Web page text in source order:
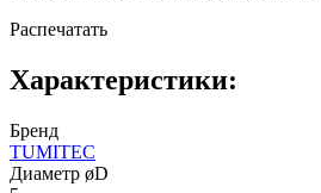
Распечатать
Характеристики:
Бренд
TUMITEC
Диаметр øD